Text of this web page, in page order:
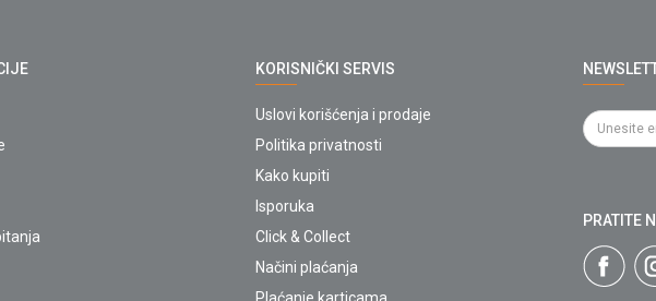
KORISNIČKI SERVIS
Uslovi korišćenja i prodaje
Politika privatnosti
Kako kupiti
Isporuka
Click & Collect
Načini plaćanja
PRATITE